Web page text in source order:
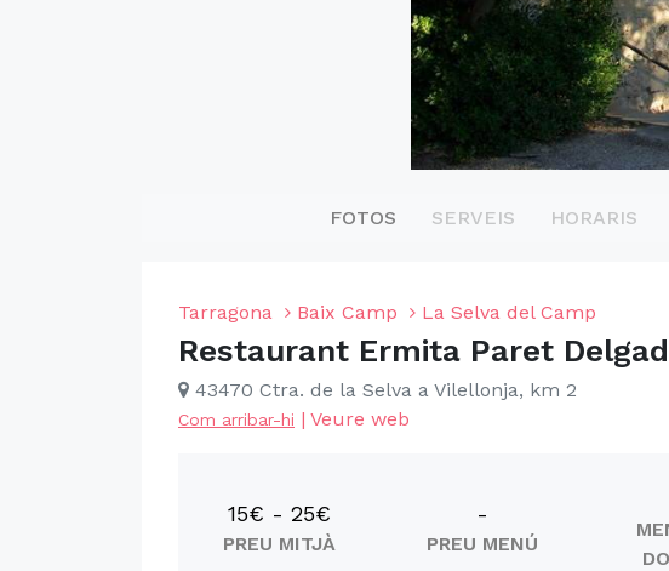
FOTOS SERVEIS HORARIS
Tarragona Baix Camp La Selva del Camp
Restaurant Ermita Paret
43470 Ctra. de la Selva a Vilellonja, km 2
Com arribar-hi | Veure web
15€ - 25€
PREU MITJÀ
-
PREU MENÚ